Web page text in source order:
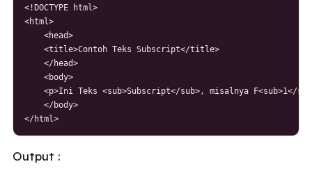
<!DOCTYPE html>
<html>
    <head>
    <title>Contoh Teks Subscript</title>
    </head>
    <body>
<p>Ini Teks <sub>Subscript</sub>, misalnya F<sub>1</
    </body>
</html>
Output :